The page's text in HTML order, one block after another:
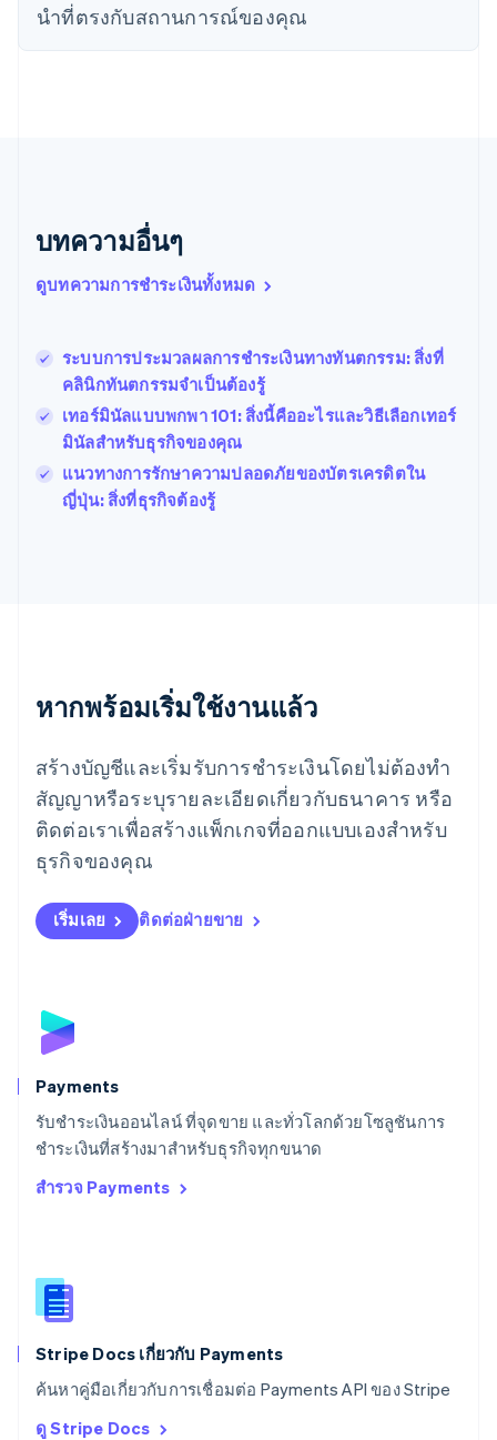
นําที่ตรงกับสถานการณ์ของคุณ
บทความอื่นๆ
ดูบทความการชำระเงินทั้งหมด
ระบบการประมวลผลการชำระเงินทางทันตกรรม: สิ่งที่
คลินิกทันตกรรมจำเป็นต้องรู้
เทอร์มินัลแบบพกพา 101: สิ่งนี้คืออะไรและวิธีเลือกเทอร์
มินัลสำหรับธุรกิจของคุณ
แนวทางการรักษาความปลอดภัยของบัตรเครดิตใน
ญี่ปุ่น: สิ่งที่ธุรกิจต้องรู้
หากพร้อมเริ่มใช้งานแล้ว
สร้างบัญชีและเริ่มรับการชำระเงินโดยไม่ต้องทำ
สัญญาหรือระบุรายละเอียดเกี่ยวกับธนาคาร หรือ
ติดต่อเราเพื่อสร้างแพ็กเกจที่ออกแบบเองสำหรับ
ธุรกิจของคุณ
เริ่มเลย ติดต่อฝ่ายขาย
Payments
รับชำระเงินออนไลน์ ที่จุดขาย และทั่วโลกด้วยโซลูชันการ
ชำระเงินที่สร้างมาสำหรับธุรกิจทุกขนาด
สำรวจ Payments
Stripe Docs เกี่ยวกับ Payments
ค้นหาคู่มือเกี่ยวกับการเชื่อมต่อ Payments API ของ Stripe
ดู Stripe Docs
นิวซีแลนด์
เนเธอร์แลนด์
Français
โปรตุเกส
โปแลนด์
FrançaisEnglish
ฟินแลนด์
มอลตา
English
มาเลเซีย
English简体中文
เม็กซิโก
ลักเซมเบิร์ก
Français Deutsch English
English
ลิกเตนสไตน์
DeutschEnglish
ลิทัวเนีย
English
สเปน
สโลวาเกีย
English
Deutsch
สวีเดน
สหรัฐอเมริกา
English Español简体中文
สหรัฐอาหรับเอมิเรตส์
สหราชอาณาจักร
สิงคโปร์
English
ออสเตรเลีย
English
DeutschEnglish